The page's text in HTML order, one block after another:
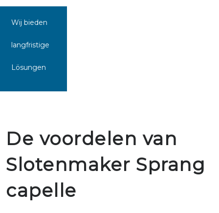
Wij bieden
langfristige
Lösungen
De voordelen van
Slotenmaker Sprang
capelle